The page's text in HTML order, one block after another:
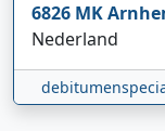
6826 MK
Nederland